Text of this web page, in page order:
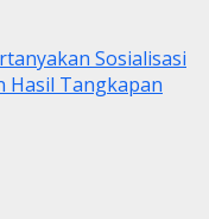
Sosialisasi
Hasil Tangkapan